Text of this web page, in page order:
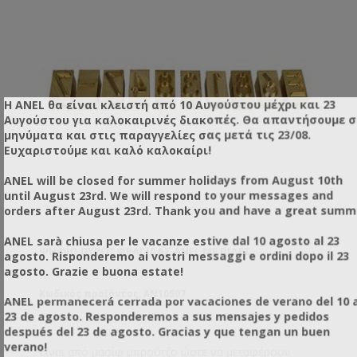
ΨΗΦΊΟ ΠΥΡΟΣΦΡΑΓΊΔΑΣ ANEL ΜΕ BΊΔΕΣ
Είναι από μασίφ μπρούτζο ώστε να μεταφέρουν
Η ANEL θα είναι κλειστή από 10 Αυγούστου μέχρι και 23
Αυγούστου για καλοκαιρινές διακοπές. Θα απαντήσουμε
μηνύματα και στις παραγγελίες σας μετά τις 23/08.
Ευχαριστούμε και καλό καλοκαίρι!
ANEL will be closed for summer holidays from August 10th
until August 23rd. We will respond to your messages and
orders after August 23rd. Thank you and have a great
ANEL sarà chiusa per le vacanze estive dal 10 agosto al 23
agosto. Risponderemo ai vostri messaggi e ordini dopo il 23
agosto. Grazie e buona estate!
ANEL permanecerá cerrada por vacaciones de verano del 10
23 de agosto. Responderemos a sus mensajes y pedidos
después del 23 de agosto. Gracias y que tengan un buen
verano!